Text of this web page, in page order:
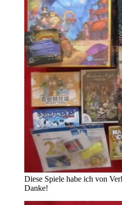
Diese Spiele habe ich von
Danke!